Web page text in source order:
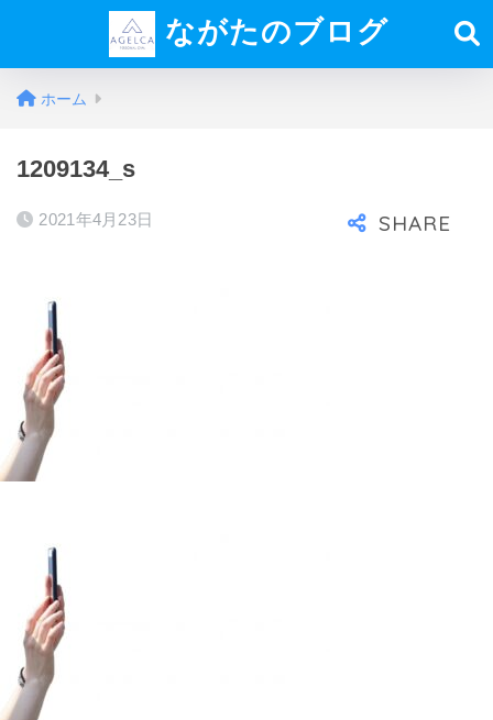
ながたのブログ
ホーム
1209134_s
2021年4月23日